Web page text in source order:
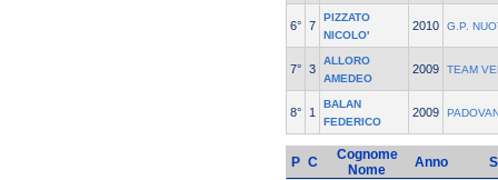
6° 7
PIZZATO
NICOLO'
2010 G.P.
7° 3
ALLORO
AMEDEO
2009 TEAM
8° 1
BALAN
FEDERICO
2009
P C
Cognome
Nome
Anno